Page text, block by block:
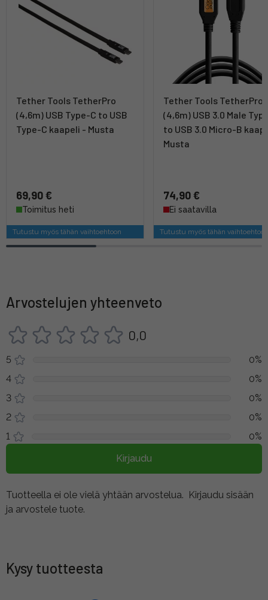
Tether Tools TetherPro
(4,6m) USB Type-C to USB
Type-C kaapeli - Musta
69,90 €
Toimitus heti
Tutustu myös tähän vaihtoehtoon
Tether Tools TetherPro
(4,6m) USB 3.0 Male
to USB 3.0 Micro-B
Musta
74,90 €
Ei saatavilla
Tutustu myös tähän
Arvostelujen yhteenveto
0,0
5
0%
4
0%
3
0%
2
0%
1
0%
Kirjaudu
Tuotteella ei ole vielä yhtään arvostelua. Kirjaudu sisään
ja arvostele tuote.
Kysy tuotteesta